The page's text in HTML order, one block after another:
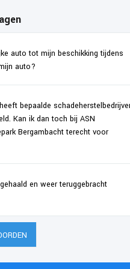
auto tot mijn beschikking tijdens
auto?
bepaalde
Kan ik dan toch bij ASN
Bergambacht terecht voor
en weer teruggebracht